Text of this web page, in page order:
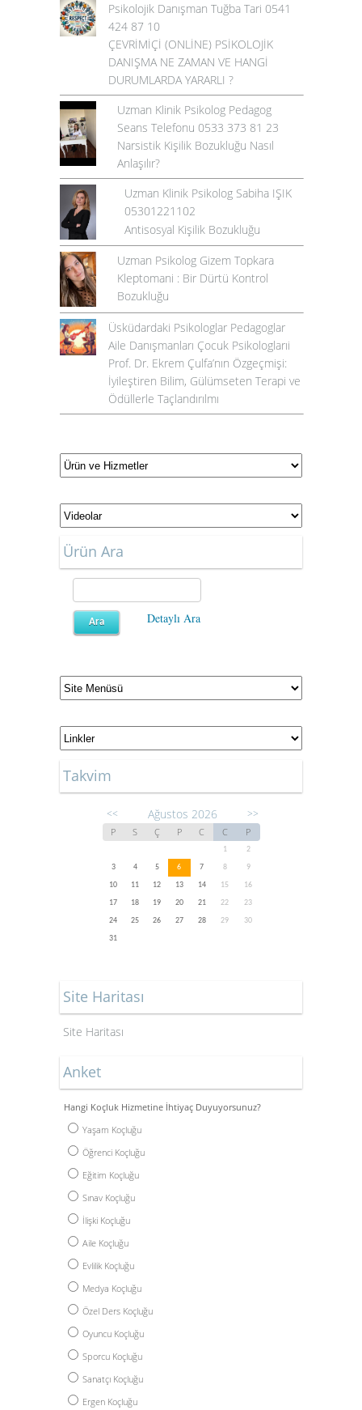
Psikolojik Danışman Tuğba Tari 0541
424 87 10
ÇEVRİMİÇİ (ONLİNE) PSİKOLOJİK
DANIŞMA NE ZAMAN VE HANGİ
DURUMLARDA YARARLI ?
Uzman Klinik Psikolog Pedagog
Seans Telefonu 0533 373 81 23
Narsistik Kişilik Bozukluğu Nasıl
Anlaşılır?
Uzman Klinik Psikolog Sabiha IŞIK
05301221102
Antisosyal Kişilik Bozukluğu
Uzman Psikolog Gizem Topkara
Kleptomani : Bir Dürtü Kontrol
Bozukluğu
Üsküdardaki Psikologlar Pedagoglar
Aile Danışmanları Çocuk Psikologlarıi
Prof. Dr. Ekrem Çulfa’nın Özgeçmişi:
İyileştiren Bilim, Gülümseten Terapi ve
Ödüllerle Taçlandırılmı
Ürün Ara
Detaylı Ara
Takvim
<< Ağustos 2026 >>
P S Ç P C C P
1
2
3
4 5 6 7 8
9
10
11 12 13 14 15
16
17
18 19 20 21 22
23
24
25 26 27 28 29
30
31
Site Haritası
Site Haritası
Anket
Hangi Koçluk Hizmetine İhtiyaç Duyuyorsunuz?
Yaşam Koçluğu
Öğrenci Koçluğu
Eğitim Koçluğu
Sınav Koçluğu
İlişki Koçluğu
Aile Koçluğu
Evlilik Koçluğu
Medya Koçluğu
Özel Ders Koçluğu
Oyuncu Koçluğu
Sporcu Koçluğu
Sanatçı Koçluğu
Ergen Koçluğu